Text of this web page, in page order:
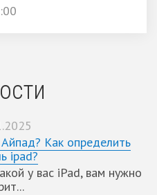
Как определить
ipad?
у вас iPad, вам нужно